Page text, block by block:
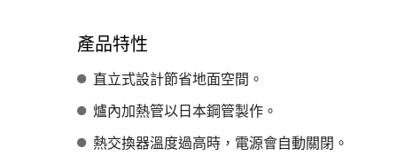
產品特性
直立式設計節省地面空間。
爐內加熱管以日本鋼管製作。
熱交換器溫度過高時，電源會自動關閉。